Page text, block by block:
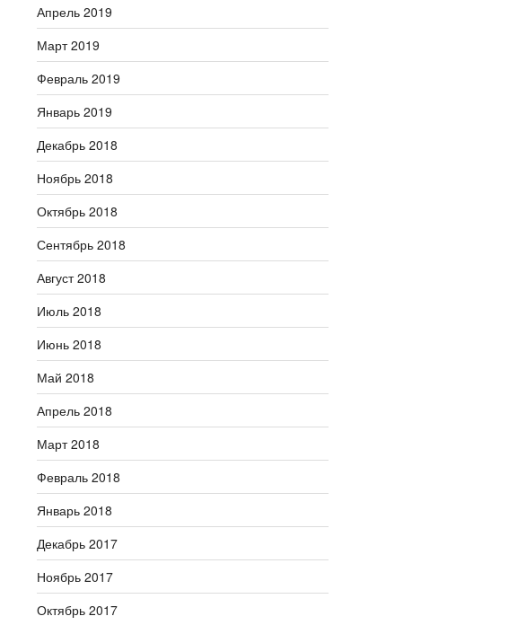
Апрель 2019
Март 2019
Февраль 2019
Январь 2019
Декабрь 2018
Ноябрь 2018
Октябрь 2018
Сентябрь 2018
Август 2018
Июль 2018
Июнь 2018
Май 2018
Апрель 2018
Март 2018
Февраль 2018
Январь 2018
Декабрь 2017
Ноябрь 2017
Октябрь 2017